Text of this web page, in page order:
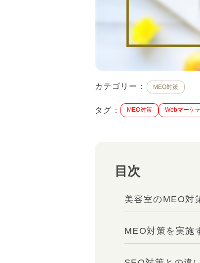
カテゴリー： MEO対策
タグ： MEO対策 Webマーケ
目次
美容室のMEO対
MEO対策を実施